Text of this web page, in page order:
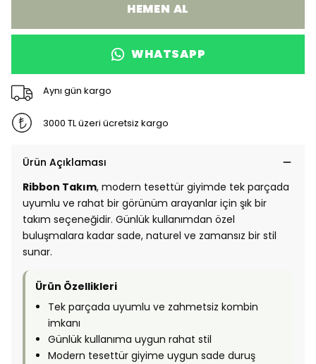
HEMEN AL
WHATSAPP
Aynı gün kargo
3000 TL üzeri ücretsiz kargo
Ürün Açıklaması
Ribbon Takım, modern tesettür giyimde tek parçada
uyumlu ve rahat bir görünüm arayanlar için şık bir
takım seçeneğidir. Günlük kullanımdan özel
buluşmalara kadar sade, naturel ve zamansız bir stil
sunar.
Ürün Özellikleri
Tek parçada uyumlu ve zahmetsiz kombin
imkanı
Günlük kullanıma uygun rahat stil
Modern tesettür giyime uygun sade duruş